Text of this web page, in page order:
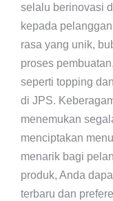
selalu berinovasi
kepada
rasa yang unik,
proses
seperti topping
di JPS.
menemukan
menciptakan
menarik bagi
produk, Anda
terbaru dan